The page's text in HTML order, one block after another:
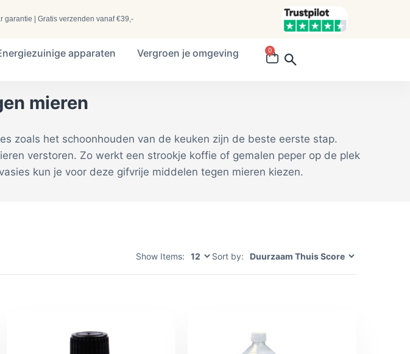
garantie | Gratis verzenden vanaf €39,-
apparaten Vergroen je omgeving 0
mieren
zoals het schoonhouden van de keuken zijn de beste eerste stap.
verstoren. Zo werkt een strookje koffie of gemalen peper op de plek
kun je voor deze gifvrije middelen tegen mieren kiezen.
Show Items: Sort by: